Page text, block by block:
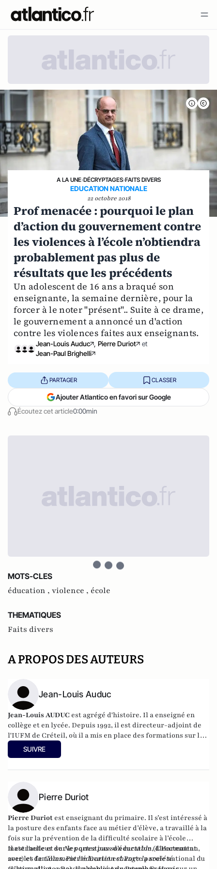
A LA UNE›DÉCRYPTAGES›FAITS DIVERS
EDUCATION NATIONALE
22 octobre 2018
Prof menacée : pourquoi le plan
d’action du gouvernement contre
les violences à l’école n’obtiendra
probablement pas plus de
résultats que les précédents
Un adolescent de 16 ans a braqué son
enseignante, la semaine dernière, pour la
forcer à le noter "présent".. Suite à ce drame,
le gouvernement a annoncé un d'action
contre les violences faites aux enseignants.
Jean-Louis Auduc , Pierre Duriot
et
Jean-Paul Brighelli
Écoutez cet article0:00min
PARTAGER CLASSER
Ajouter Atlantico en favori sur Google
MOTS-CLES
éducation , violence , école
THEMATIQUES
Faits divers
A PROPOS DES AUTEURS
Jean-Louis Auduc
Jean-Louis AUDUC est agrégé d'histoire. Il a enseigné en
collège et en lycée. Depuis 1992, il est directeur-adjoint de
l'IUFM de Créteil, où il a mis en place des formations sur les
relations parents-enseignants à partir de 1999. En 2001-
2002, il a été chargé de mission sur les problèmes de
éducatif, la violence à l'école, la citoyenneté et la laïcité.
SUIVRE
Pierre Duriot
Pierre Duriot est enseignant du primaire. Il s’est intéressé à
la posture des enfants face au métier d’élève, a travaillé à la
fois sur la prévention de la difficulté scolaire à l’école
maternelle et sur les questions d’éducation, directement
avec les familles. Pierre Duriot est Porte parole national du
Il est l'auteur deNe portez pas son cartable(L'Harmattan,
2012) et deComment l’éducation change la société